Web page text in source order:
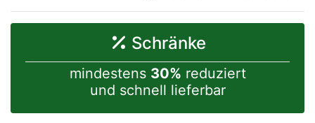
Schränke
mindestens 30% reduziert
und schnell lieferbar